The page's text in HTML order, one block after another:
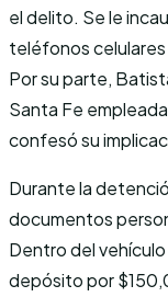
el delito. Se le
teléfonos
Por su parte,
Santa Fe
confesó su
Durante la
documentos
Dentro del
depósito por